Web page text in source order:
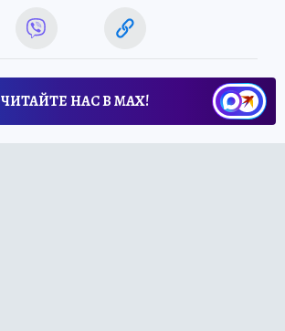
ЧИТАЙТЕ НАС В МАХ!